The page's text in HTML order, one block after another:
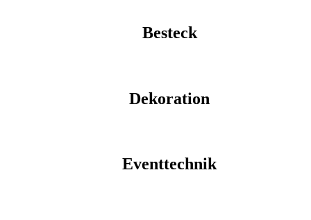
Besteck
Dekoration
Eventtechnik